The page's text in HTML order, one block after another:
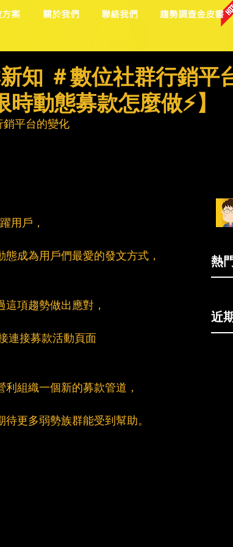
案 關於我們 聯絡我們 趨勢調查金皮書
知 ＃數位社群行銷平
動態募款怎麼做⚡】
銷平台的變化
用戶，
成為用戶們最愛的發文方式，
項趨勢做出應對，
連接募款活動頁面
組織一個新的募款管道，
更多弱勢族群能受到幫助。
熱
近